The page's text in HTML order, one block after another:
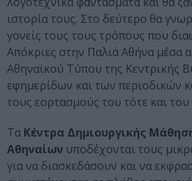
ιστορία τους. Στο δεύτερο θα
γονείς τους τους τρόπους που
Απόκριες στην Παλιά Αθήνα μέσα
Αθηναϊκού Τύπου της Κεντρικής
εφημερίδων και των περιοδικών
τους εορτασμούς του τότε και
Τα Κέντρα Δημιουργικής
Αθηναίων υποδέχονται τους
για να διασκεδάσουν και να